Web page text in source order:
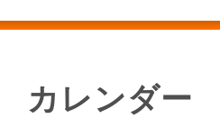
カレンダー